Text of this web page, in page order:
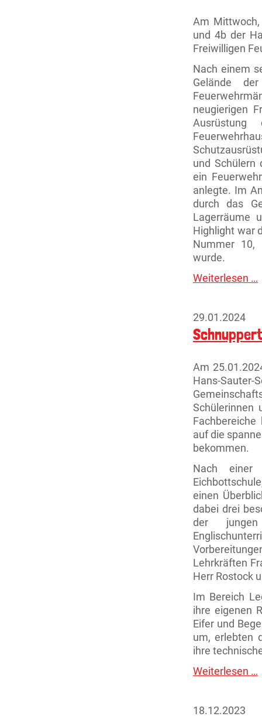
Am Mittwoch,
und 4b der
Freiwilligen
Nach einem
Gelände
neugierigen
und Schülern
ein
anlegte. Im
durch das
Lagerräume
Highlight war
Nummer 10,
wurde.
Weiterlesen …
29.01.2024
Am
Hans-
Schülerinnen
auf die
bekommen.
Nach einer
einen
dabei drei
der jungen
Lehrkräften
Herr Rostock
Im Bereich
ihre eigenen
Eifer und
um, erlebten
ihre
Weiterlesen …
18.12.2023